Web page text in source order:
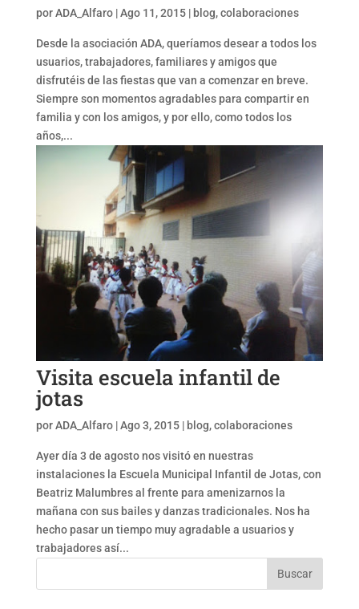
porADA_Alfaro|Ago 11, 2015| blog,colaboraciones
Desde la asociación ADA, queríamos desear a todos los
usuarios, trabajadores, familiares y amigos que
disfrutéis de las fiestas que van a comenzar en breve.
Siempre son momentos agradables para compartir en
familia y con los amigos, y por ello, como todos los
años,...
Visita escuela infantil de
jotas
porADA_Alfaro|Ago 3, 2015| blog,colaboraciones
Ayer día 3 de agosto nos visitó en nuestras
instalaciones la Escuela Municipal Infantil de Jotas, con
Beatriz Malumbres al frente para amenizarnos la
mañana con sus bailes y danzas tradicionales. Nos ha
hecho pasar un tiempo muy agradable a usuarios y
trabajadores así...
Buscar